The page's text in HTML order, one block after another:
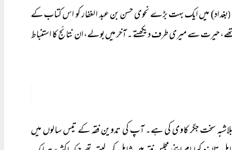
(بغداد) میں ایک بہت بڑے نحوی حسن بن عبد الغفار کو اس کتاب کے
حیرت سے میری طرف دیکھتے ۔ آخر میں بولے،ان نتائج کا استنباط
سخت جگر کاوی کی ہے۔ آپ کی تدوین فقہ کے تیس سالوں میں